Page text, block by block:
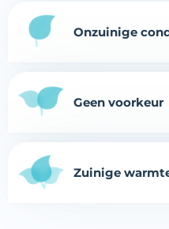
Onzuinige
Geen voorkeur
Zuinige